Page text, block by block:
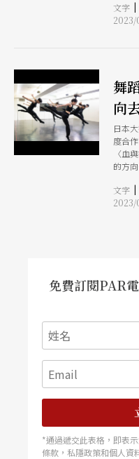
文字 |
2023/
舞
向
日本
度合
〈血
的方
文字 |
2023/
免費訂閱PAR
*通過遞交此表格，即表
條款，私隱政策和個人資